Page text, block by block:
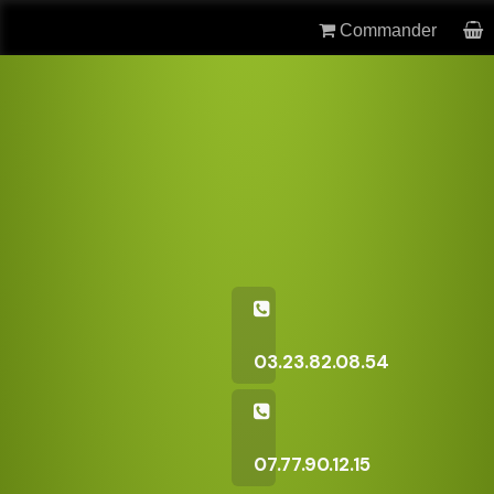
Commander
03.23.82.08.54
07.77.90.12.15